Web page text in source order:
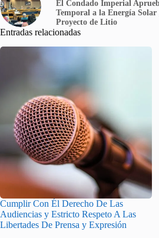
El Condado Imperial
Temporal a la Energía Solar
Proyecto de Litio
Entradas relacionadas
Cumplir Con Él Derecho De Las
Audiencias y Estricto Respeto A Las
Libertades De Prensa y Expresión